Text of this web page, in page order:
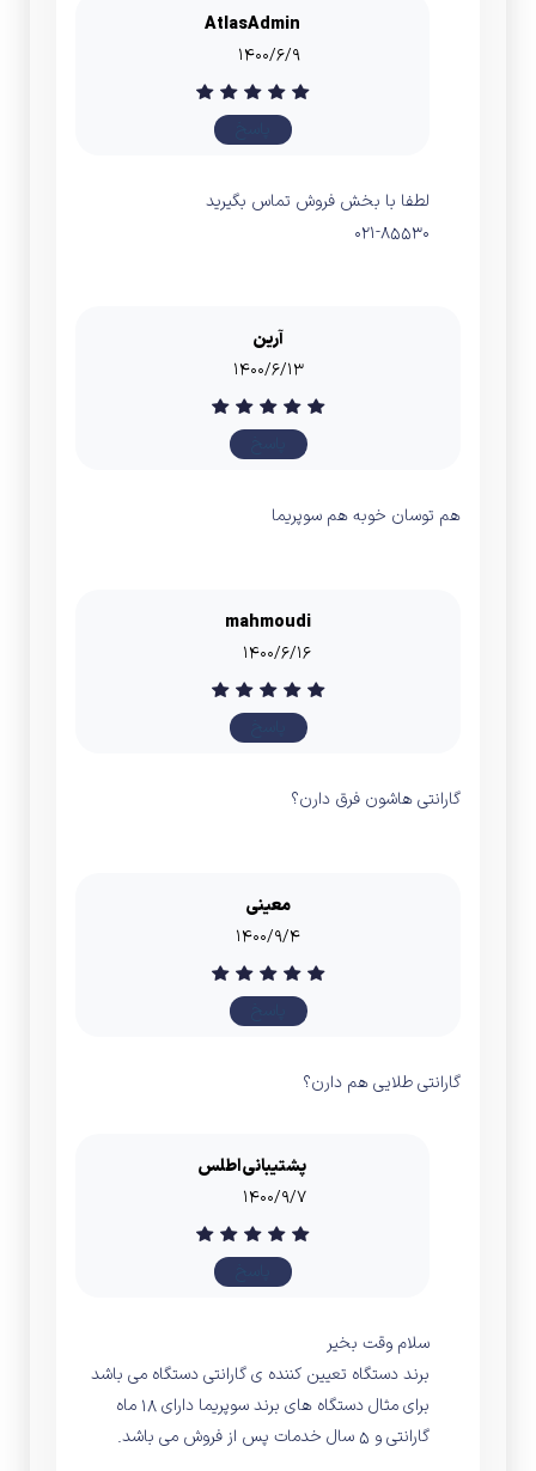
AtlasAdmin
۱۴۰۰/۶/۹
لطفا با بخش فروش تماس بگیرید
۰۲۱-۸۵۵۳۰
آرین
۱۴۰۰/۶/۱۳
هم توسان خوبه هم سوپریما
mahmoudi
۱۴۰۰/۶/۱۶
گارانتی هاشون فرق دارن؟
معینی
۱۴۰۰/۹/۴
گارانتی طلایی هم دارن؟
پشتیبانی اطلس
۱۴۰۰/۹/۷
سلام وقت بخیر
برند دستگاه تعیین کننده ی گارانتی دستگاه می باشد
برای مثال دستگاه های برند سوپریما دارای 18 ماه
گارانتی و 5 سال خدمات پس از فروش می باشد.